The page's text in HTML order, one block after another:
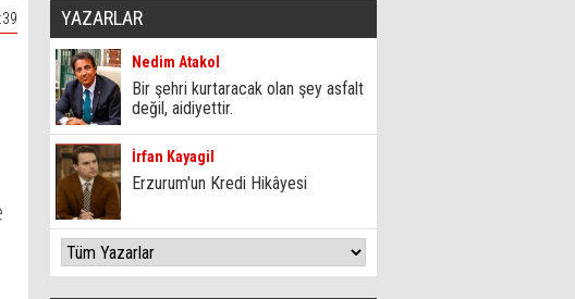
YAZARLAR
Nedim Atakol
Bir şehri kurtaracak olan şey asfalt
değil, aidiyettir.
İrfan Kayagil
Erzurum'un Kredi Hikâyesi